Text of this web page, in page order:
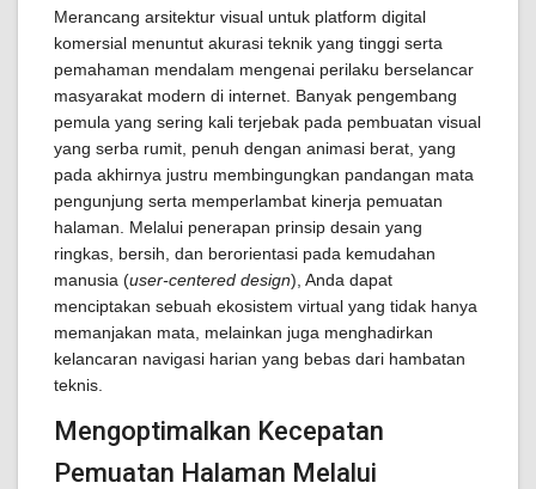
Merancang arsitektur visual untuk platform digital
komersial menuntut akurasi teknik yang tinggi serta
pemahaman mendalam mengenai perilaku berselancar
masyarakat modern di internet. Banyak pengembang
pemula yang sering kali terjebak pada pembuatan visual
yang serba rumit, penuh dengan animasi berat, yang
pada akhirnya justru membingungkan pandangan mata
pengunjung serta memperlambat kinerja pemuatan
halaman. Melalui penerapan prinsip desain yang
ringkas, bersih, dan berorientasi pada kemudahan
manusia (user-centered design), Anda dapat
menciptakan sebuah ekosistem virtual yang tidak hanya
memanjakan mata, melainkan juga menghadirkan
kelancaran navigasi harian yang bebas dari hambatan
teknis.
Mengoptimalkan Kecepatan
Pemuatan Halaman Melalui